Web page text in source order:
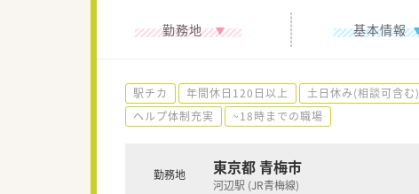
勤務地 基本情報
駅チカ 年間休日120日以上 土日休み(相談可含む)
ヘルプ体制充実
~18時までの職場
勤務地 東京都 青梅市
河辺駅 (JR青梅線)